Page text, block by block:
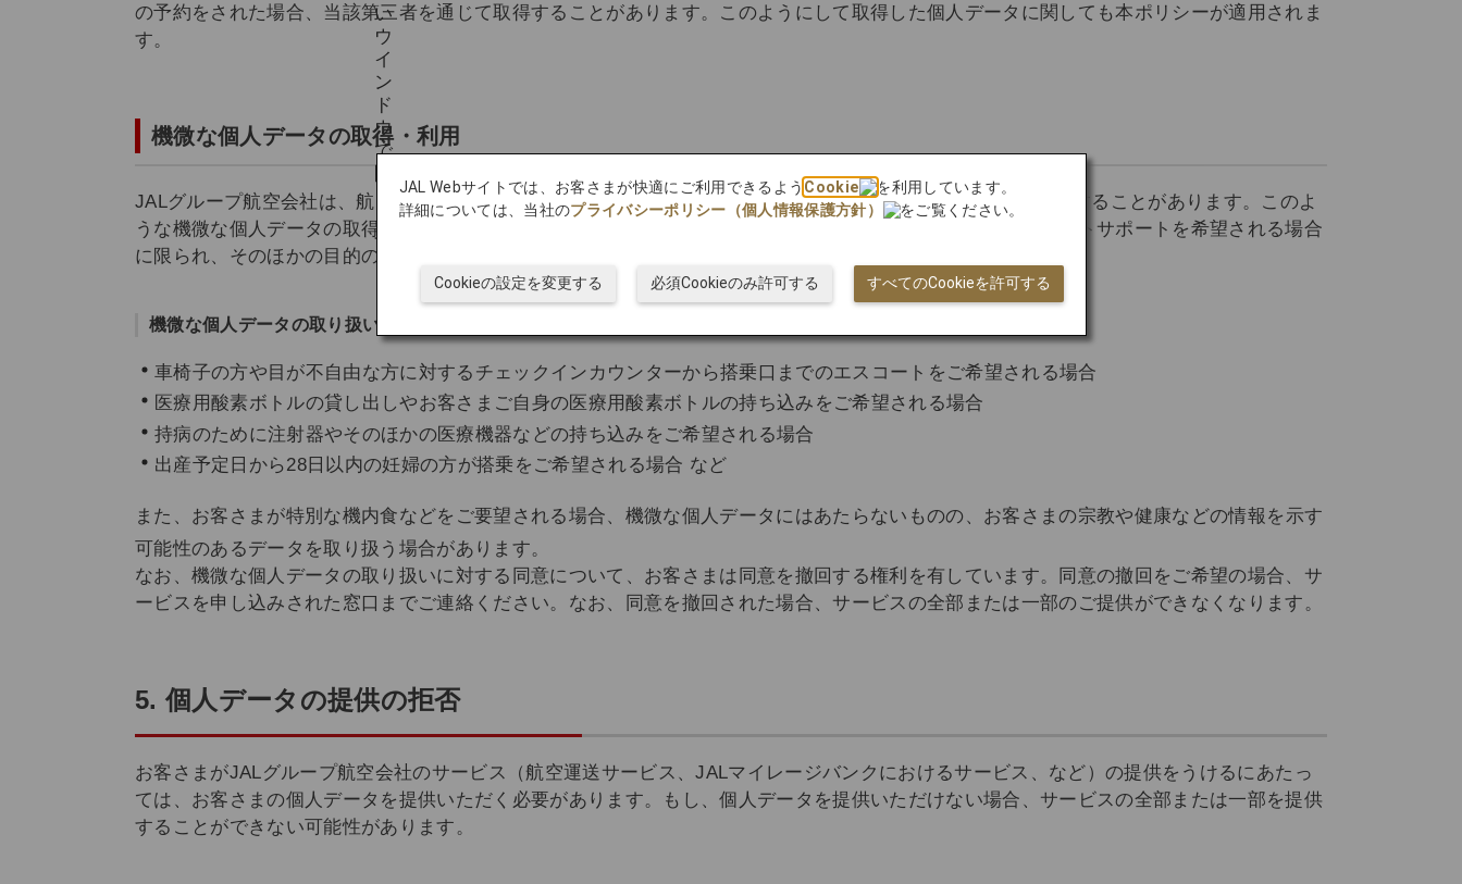
の予約をされた場合、当該第三者を通じて取得することがあります。このようにして取得した個人データに関しても本ポリシーが適用されま
す。
機微な個人データの取得・利用
JALグループ航空会社は、航空運送サービスの提供に際して、お客さまに関する機微な個人データを取得・利用することがあります。このよ
うな機微な個人データの取得・利用は、お客さまが航空運送サービスを利用される際に、プライオリティ・ゲストサポートを希望される場合
に限られ、そのほかの目的のために利用されることはありません。
機微な個人データの取り扱いがある例
車椅子の方や目が不自由な方に対するチェックインカウンターから搭乗口までのエスコートをご希望される場合
医療用酸素ボトルの貸し出しやお客さまご自身の医療用酸素ボトルの持ち込みをご希望される場合
持病のために注射器やそのほかの医療機器などの持ち込みをご希望される場合
出産予定日から28日以内の妊婦の方が搭乗をご希望される場合 など
また、お客 さまが特別な機内食などをご要望される場合、機微な個人データにはあたらないものの、お客さまの宗教や健康などの情報を示す
可能性のあるデータを取り扱う場合があります。
なお、機微な個人データの取り扱いに対する同意について、お客さまは同意を撤回する権利を有しています。同意の撤回をご希望の場合、サ
ービスを申し込みされた窓口までご連絡ください。なお、同意を撤回された場合、サービスの全部または一部のご提供ができなくなります。
5. 個人データの提供の拒否
お客さまがJALグループ航空会社のサービス（航空運送サービス、JALマイレージバンクにおけるサービス、など）の提供をうけるにあたっ
ては、お客さまの個人データを提供いただく必要があります。もし、個人データを提供いただけない場合、サービスの全部または一部を提供
することができない可能性があります。
JAL Webサイトでは、お客さまが快適にご利用できるよう Cookie
を利用しています。
詳細については、当社のプライバシーポリシー（個人情報保護方針） をご覧ください。
すべてのCookieを許可する
必須Cookieのみ許可する
Cookieの設定を変更する